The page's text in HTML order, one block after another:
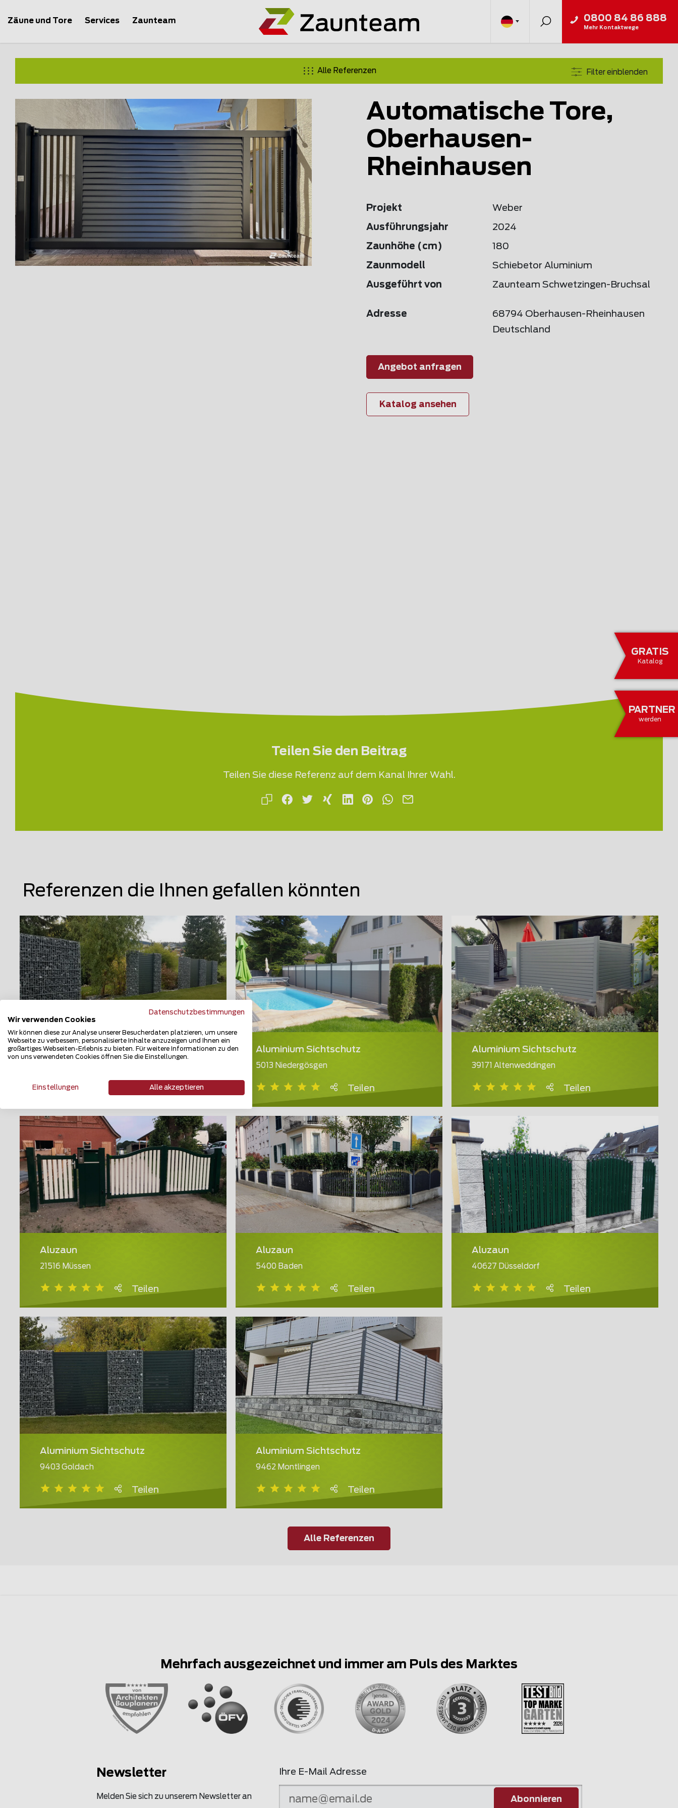
GRATIS
Katalog
PARTNER
werden
Zäune und Tore Services Zaunteam 0800 84 86 888
Mehr Kontaktwege
Alle Referenzen Filter einblenden
Automatische Tore,
Oberhausen-
Rheinhausen
Projekt Weber
Ausführungsjahr 2024
Zaunhöhe (cm) 180
Zaunmodell Schiebetor Aluminium
Ausgeführt von Zaunteam Schwetzingen-Bruchsal
Adresse
68794 Oberhausen-Rheinhausen
Deutschland
Angebot anfragen
Katalog ansehen
Teilen Sie den Beitrag
Teilen Sie diese Referenz auf dem Kanal Ihrer Wahl.
Referenzen die Ihnen gefallen könnten
Aluminium Sichtschutz
Teilen
Aluminium Sichtschutz
5013 Niedergösgen
Teilen
Aluminium Sichtschutz
39171 Altenweddingen
Teilen
Aluzaun
21516 Müssen
Teilen
Aluzaun
5400 Baden
Teilen
Aluzaun
40627 Düsseldorf
Teilen
Aluminium Sichtschutz
9403 Goldach
Teilen
Aluminium Sichtschutz
9462 Montlingen
Teilen
Alle Referenzen
Mehrfach ausgezeichnet und immer am Puls des Marktes
Newsletter
Melden Sie sich zu unserem Newsletter an
Ihre E-Mail Adresse
Abonnieren
Datenschutzbestimmungen
Wir verwenden Cookies
Wir können diese zur Analyse unserer Besucherdaten platzieren, um unsere
Webseite zu verbessern, personalisierte Inhalte anzuzeigen und Ihnen ein
großartiges Webseiten-Erlebnis zu bieten. Für weitere Informationen zu den
von uns verwendeten Cookies öffnen Sie die Einstellungen.
Einstellungen Alle akzeptieren